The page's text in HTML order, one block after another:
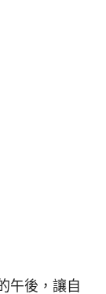
午後，讓自